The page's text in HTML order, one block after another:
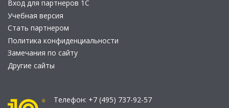
Вход для партнеров 1С
Учебная версия
Стать партнером
Политика конфиденциальности
Замечания по сайту
Другие сайты
Телефон: +7 (495) 737-92-57